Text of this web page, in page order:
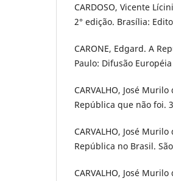
CARDOSO, Vicente
2° edição. Brasília:
CARONE, Edgard. A
Paulo: Difusão
CARVALHO, José
República que não foi.
CARVALHO, José
República no Brasil.
CARVALHO, José